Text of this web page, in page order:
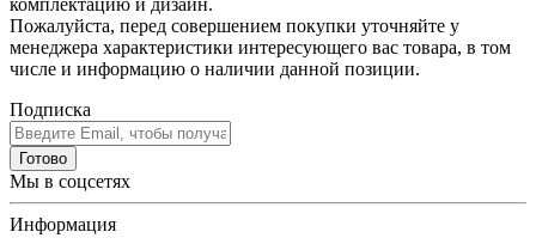
Пожалуйста, перед совершением покупки уточняйте у
менеджера характеристики интересующего вас товара, в том
числе и информацию о наличии данной позиции.
Подписка
Готово
Мы в соцсетях
Информация